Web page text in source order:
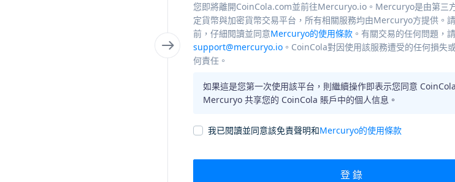
您即將離開CoinCola.com並前往Mercuryo.io。Mercuryo是由第三
定貨幣與加密貨幣交易平台，所有相關服務均由Mercuryo方提供。
前，仔細閱讀並同意Mercuryo的使用條款 。有關交易的任何問題，
support@mercuryo.io 。CoinCola對因使用該服務遭受的任何損失
何責任。
如果這是您第一次使用該平台，則繼續操作即表示您同意
Mercuryo 共享您的 CoinCola 賬戶中的個人信息。
我已閱讀並同意該免責聲明和Mercuryo的使用條款
登 錄